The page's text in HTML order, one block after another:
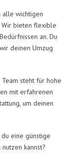
alle wichtigen
Wir bieten flexible
an. Du
deinen Umzug
steht für hohe
mit erfahrenen
um deinen
eine günstige
kannst?